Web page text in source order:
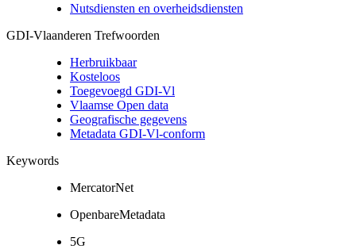
Nutsdiensten en overheidsdiensten
GDI-Vlaanderen Trefwoorden
Herbruikbaar
Kosteloos
Toegevoegd GDI-Vl
Vlaamse Open data
Geografische gegevens
Metadata GDI-Vl-conform
Keywords
MercatorNet
OpenbareMetadata
5G